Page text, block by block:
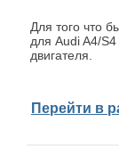
Для того что
для Audi A4/
двигателя.
Перейти в